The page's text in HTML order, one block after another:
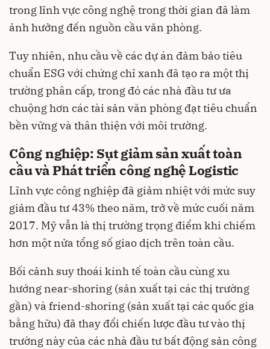
trong lĩnh vực công nghệ trong thời gian đã làm
ảnh hưởng đến nguồn cầu văn phòng.
Tuy nhiên, nhu cầu về các dự án đảm bảo tiêu
chuẩn ESG với chứng chỉ xanh đã tạo ra một thị
trường phân cấp, trong đó các nhà đầu tư ưa
chuộng hơn các tài sản văn phòng đạt tiêu chuẩn
bền vững và thân thiện với môi trường.
Công nghiệp: Sụt giảm sản xuất toàn
cầu và Phát triển công nghệ Logistic
Lĩnh vực công nghiệp đã giảm nhiệt với mức suy
giảm đầu tư 43% theo năm, trở về mức cuối năm
2017. Mỹ vẫn là thị trường trọng điểm khi chiếm
hơn một nửa tổng số giao dịch trên toàn cầu.
Bối cảnh suy thoái kinh tế toàn cầu cùng xu
hướng near-shoring (sản xuất tại các thị trường
gần) và friend-shoring (sản xuất tại các quốc gia
bằng hữu) đã thay đổi chiến lược đầu tư vào thị
trường này của các nhà đầu tư bất động sản công